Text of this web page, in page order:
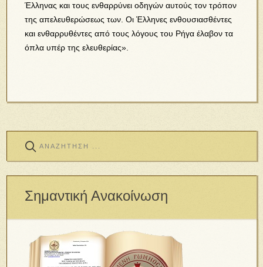
Έλληνας και τους ενθαρρύνει οδηγών αυτούς τον τρόπον
της απελευθερώσεως των. Οι Έλληνες ενθουσιασθέντες
και ενθαρρυθέντες από τους λόγους του Ρήγα έλαβον τα
όπλα υπέρ της ελευθερίας».
Σημαντική Ανακοίνωση